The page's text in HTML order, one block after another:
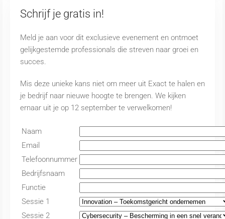
Schrijf je gratis in!
Meld je aan voor dit exclusieve evenement en ontmoet
gelijkgestemde professionals die streven naar groei en
succes.
Mis deze unieke kans niet om meer uit Exact te halen en
je bedrijf naar nieuwe hoogte te brengen. We kijken
ernaar uit je op 12 september te verwelkomen!
Naam
Email
Telefoonnummer
Bedrijfsnaam
Functie
Sessie 1
Sessie 2